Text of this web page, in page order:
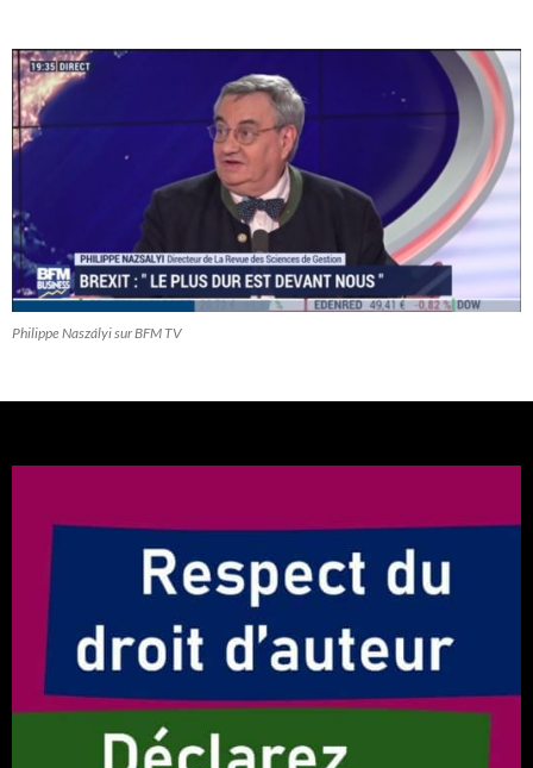
Philippe Naszályi sur BFM TV